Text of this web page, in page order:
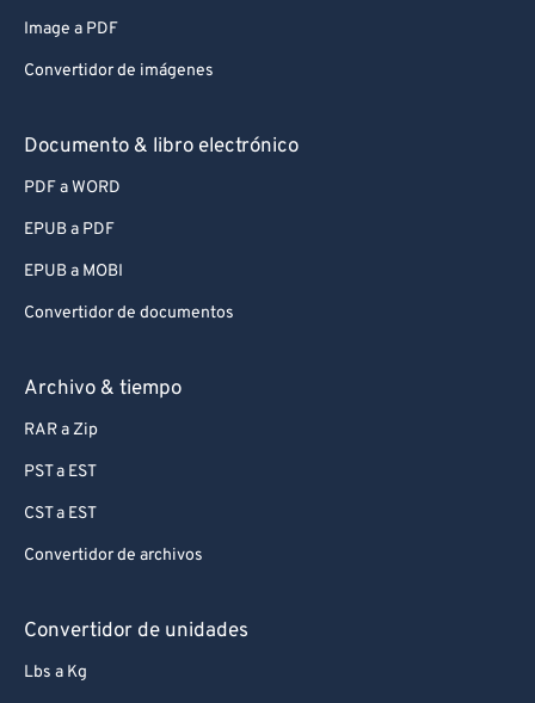
Image a PDF
Convertidor de imágenes
Documento & libro electrónico
PDF a WORD
EPUB a PDF
EPUB a MOBI
Convertidor de documentos
Archivo & tiempo
RAR a Zip
PST a EST
CST a EST
Convertidor de archivos
Convertidor de unidades
Lbs a Kg